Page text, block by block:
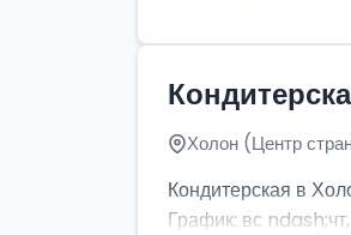
Холон (Центр
Кондитерская в
График: вс